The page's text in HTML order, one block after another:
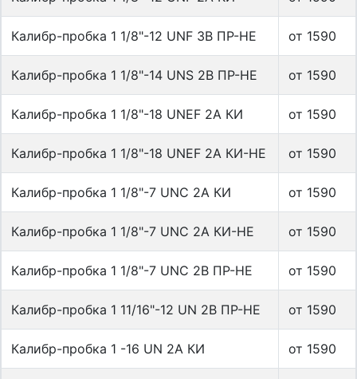
Калибр-пробка 1 1/8"-12 UNF 3B ПР-НЕ от 1590
Калибр-пробка 1 1/8"-14 UNS 2B ПР-НЕ от 1590
Калибр-пробка 1 1/8"-18 UNEF 2A КИ от 1590
Калибр-пробка 1 1/8"-18 UNEF 2A КИ-НЕ от 1590
Калибр-пробка 1 1/8"-7 UNC 2A КИ от 1590
Калибр-пробка 1 1/8"-7 UNC 2A КИ-НЕ от 1590
Калибр-пробка 1 1/8"-7 UNC 2B ПР-НЕ от 1590
Калибр-пробка 1 11/16"-12 UN 2B ПР-НЕ от 1590
Калибр-пробка 1 -16 UN 2A КИ от 1590